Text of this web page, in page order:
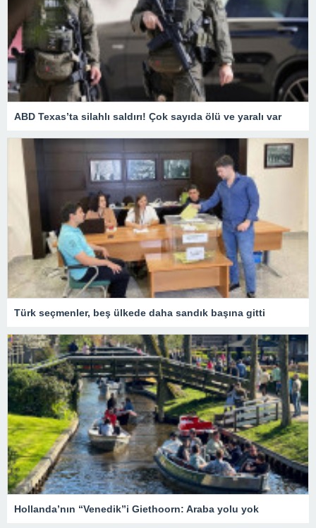
ABD Texas’ta silahlı saldırı! Çok sayıda ölü ve yaralı var
Türk seçmenler, beş ülkede daha sandık başına gitti
Hollanda’nın “Venedik”i Giethoorn: Araba yolu yok